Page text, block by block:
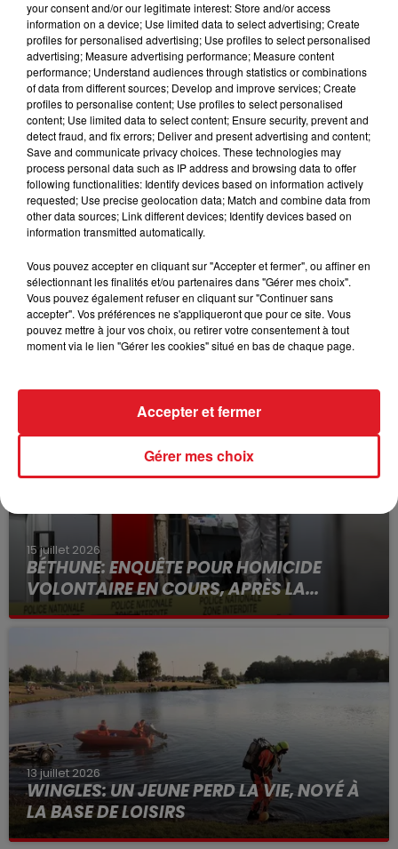
etre considéré comme compliqué, mais il est bien
placé en bas de tableau.
14 AGAPI MIA: 5éme dans un similaire, il revient en
bonne forme. A suivre dés aujourd'hui.
En direct des pistes :
15 juillet 2026
BÉTHUNE: ENQUÊTE POUR HOMICIDE
VOLONTAIRE EN COURS, APRÈS LA...
Selon les premiers éléments, le logement servait
13 juillet 2026
WINGLES: UN JEUNE PERD LA VIE, NOYÉ À
LA BASE DE LOISIRS
La victime a coulé à pic
your consent and/or our legitimate interest: Store and/or access
information on a device; Use limited data to select advertising; Create
profiles for personalised advertising; Use profiles to select personalised
advertising; Measure advertising performance; Measure content
performance; Understand audiences through statistics or combinations
of data from different sources; Develop and improve services; Create
profiles to personalise content; Use profiles to select personalised
content; Use limited data to select content; Ensure security, prevent and
detect fraud, and fix errors; Deliver and present advertising and content;
Save and communicate privacy choices. These technologies may
process personal data such as IP address and browsing data to offer
following functionalities: Identify devices based on information actively
requested; Use precise geolocation data; Match and combine data from
other data sources; Link different devices; Identify devices based on
information transmitted automatically.
Vous pouvez accepter en cliquant sur "Accepter et fermer", ou affiner en
sélectionnant les finalités et/ou partenaires dans "Gérer mes choix".
Vous pouvez également refuser en cliquant sur "Continuer sans
accepter". Vos préférences ne s'appliqueront que pour ce site. Vous
pouvez mettre à jour vos choix, ou retirer votre consentement à tout
moment via le lien "Gérer les cookies" situé en bas de chaque page.
Gérer mes choix
Accepter et fermer